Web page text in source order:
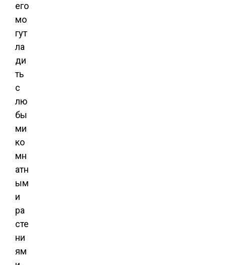
его
мо
гут
ла
ди
ть
с
лю
бы
ми
ко
мн
атн
ым
и
ра
сте
ни
ям